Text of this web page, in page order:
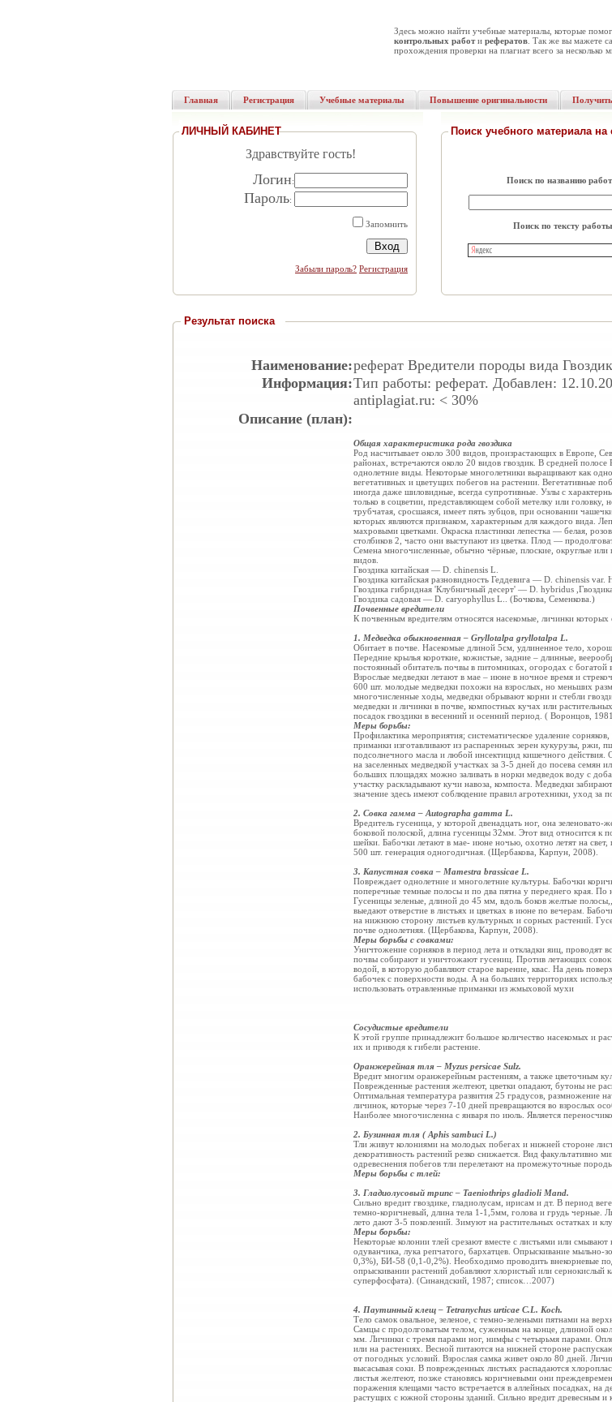
Здесь можно найти учебные материалы, которые
контрольных работи рефератов . Так же вы мажете
прохождения проверки на плагиат всего за несколько
Главная Регистрация Учебные материалы Повышение оригинальности
ЛИЧНЫЙ КАБИНЕТ
Здравствуйте гость!
Логин:
Пароль:
Запомнить
Забыли пароль? Регистрация
Поиск учебного материала на
Поиск по названию
Поиск по тексту работы
Результат поиска
Наименование:реферат Вредители породы вида
Информация:Тип работы: реферат. Добавлен:
antiplagiat.ru: < 30%
Описание (план):
Общая характеристика рода гвоздика
Род насчитывает около 300 видов, произрастающих в Европе,
районах, встречаются около 20 видов гвоздик. В средней
однолетние виды. Некоторые многолетники выращивают как
вегетативных и цветущих побегов на растении. Вегетативные
иногда даже шиловидные, всегда супротивные. Узлы с
только в соцветии, представляющем собой метелку или
трубчатая, сросшаяся, имеет пять зубцов, при основании
которых являются признаком, характерным для каждого вида.
махровыми цветками. Окраска пластинки лепестка — белая,
столбиков 2, часто они выступают из цветка. Плод —
Семена многочисленные, обычно чёрные, плоские, округлые или
видов.
Гвоздика китайская — D. chinensis L.
Гвоздика китайская разновидность Геддевига — D. chinensis
Гвоздика гибридная 'Клубничный десерт' — D. hybridus
Гвоздика садовая — D. caryophyllus L.. (Бочкова, Семенкова.)
Почвенные вредители
К почвенным вредителям относятся насекомые, личинки
1. Медведка обыкновенная – Gryllotalpa gryllotalpa L.
Обитает в почве. Насекомые длиной 5см, удлиненное тело,
Передние крылья короткие, кожистые, задние – длинные,
постоянный обитатель почвы в питомниках, огородах с
Взрослые медведки летают в мае – июне в ночное время и
600 шт. молодые медведки похожи на взрослых, но меньших
многочисленные ходы, медведки обрывают корни и стебли
медведки и личинки в почве, компостных кучах или
посадок гвоздики в весенний и осенний период. ( Воронцов,
Меры борьбы:
Профилактика мероприятия; систематическое удаление
приманки изготавливают из распаренных зерен кукурузы, ржи,
подсолнечного масла и любой инсектицид кишечного действия.
на заселенных медведкой участках за 3-5 дней до посева семян
больших площадях можно заливать в норки медведок воду с
участку раскладывают кучи навоза, компоста. Медведки
значение здесь имеют соблюдение правил агротехники, уход
2. Совка гамма – Autographa gamma L.
Вредитель гусеница, у которой двенадцать ног, она
боковой полоской, длина гусеницы 32мм. Этот вид относится к
шейки. Бабочки летают в мае- июне ночью, охотно летят на
500 шт. генерация одногодичная. (Щербакова, Карпун, 2008).
3. Капустная совка – Mamestra brassicae L.
Повреждает однолетние и многолетние культуры. Бабочки
поперечные темные полосы и по два пятна у переднего края. По
Гусеницы зеленые, длиной до 45 мм, вдоль боков желтые
выедают отверстие в листьях и цветках в июне по вечерам.
на нижнюю сторону листьев культурных и сорных растений.
почве однолетняя. (Щербакова, Карпун, 2008).
Меры борьбы с совками:
Уничтожение сорняков в период лета и откладки яиц,
почвы собирают и уничтожают гусениц. Против летающих
водой, в которую добавляют старое варение, квас. На день
бабочек с поверхности воды. А на больших территориях
использовать отравленные приманки из жмыховой мухи
Сосудистые вредители
К этой группе принадлежит большое количество насекомых и
их и приводя к гибели растение.
Оранжерейная тля – Myzus persicae Sulz.
Вредит многим оранжерейным растениям, а также цветочным
Поврежденные растения желтеют, цветки опадают, бутоны не
Оптимальная температура развития 25 градусов, размножение
личинок, которые через 7-10 дней превращаются во взрослых
Наиболее многочисленна с января по июль. Является
2. Бузинная тля ( Aphis sambuci L.)
Тли живут колониями на молодых побегах и нижней стороне
декоративность растений резко снижается. Вид
одревеснения побегов тли перелетают на промежуточные
Меры борьбы с тлей:
3. Гладиолусовый трипс – Taeniothrips gladioli Mand.
Сильно вредит гвоздике, гладиолусам, ирисам и дт. В период
темно-коричневый, длина тела 1-1,5мм, голова и грудь черные.
лето дают 3-5 поколений. Зимуют на растительных остатках и
Меры борьбы:
Некоторые колонии тлей срезают вместе с листьями или
одуванчика, лука репчатого, бархатцев. Опрыскивание
0,3%), БИ-58 (0,1-0,2%). Необходимо проводить внекорневые
опрыскивании растений добавляют хлористый или
суперфосфата). (Синандский, 1987; список…2007)
4. Паутинный клещ – Tetranychus urticae C.L. Koch.
Тело самок овальное, зеленое, с темно-зелеными пятнами на
Самцы с продолговатым телом, суженным на конце, длинной
мм. Личинки с тремя парами ног, нимфы с четырьмя парами.
или на растениях. Весной питаются на нижней стороне
от погодных условий. Взрослая самка живет около 80 дней.
высасывая соки. В поврежденных листьях распадаются
листья желтеют, позже становясь коричневыми они
поражения клещами часто встречается в аллейных посадках, на
растущих с южной стороны зданий. Сильно вредит древесным